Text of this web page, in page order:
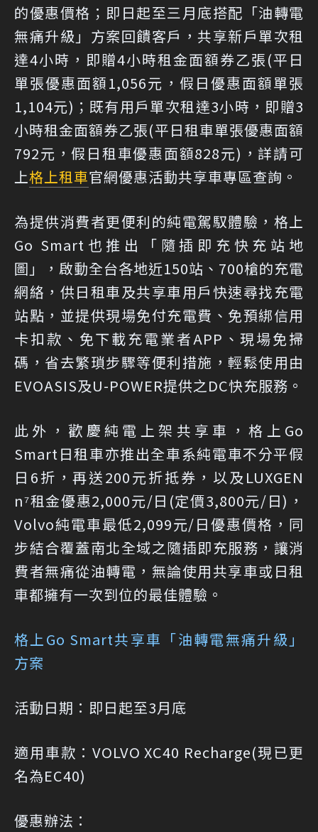
的優惠價格；即日起至三月底搭配「油轉電
無痛升級」方案回饋客戶，共享新戶單次租
達4小時，即贈4小時租金面額券乙張(平日
單張優惠面額1,056元，假日優惠面額單張
1,104元)；既有用戶單次租達3小時，即贈3
小時租金面額券乙張(平日租車單張優惠面額
792元，假日租車優惠面額828元)，詳請可
上格上租車官網優惠活動共享車專區查詢。
為提供消費者更便利的純電駕馭體驗，格上
Go Smart也推出「隨插即充快充站地
圖」，啟動全台各地近150站、700槍的充電
網絡，供日租車及共享車用戶快速尋找充電
站點，並提供現場免付充電費、免預綁信用
卡扣款、免下載充電業者APP、現場免掃
碼，省去繁瑣步驟等便利措施，輕鬆使用由
EVOASIS及U-POWER提供之DC快充服務。
此外，歡慶純電上架共享車，格上Go
Smart日租車亦推出全車系純電車不分平假
日6折，再送200元折抵券，以及LUXGEN
n⁷租金優惠2,000元/日(定價3,800元/日)，
Volvo純電車最低2,099元/日優惠價格，同
步結合覆蓋南北全域之隨插即充服務，讓消
費者無痛從油轉電，無論使用共享車或日租
車都擁有一次到位的最佳體驗。
格上Go Smart共享車「油轉電無痛升級」
方案
活動日期：即日起至3月底
適用車款：VOLVO XC40 Recharge(現已更
名為EC40)
優惠辦法：